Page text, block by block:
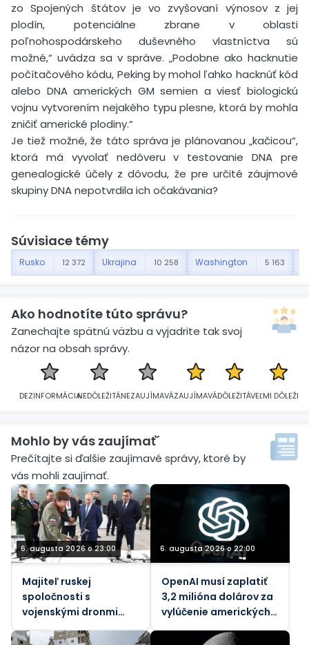
zo Spojených štátov je vo zvyšovaní výnosov z jej
plodín, potenciálne zbrane v oblasti
poľnohospodárskeho duševného vlastníctva sú
možné,“ uvádza sa v správe. „Podobne ako hacknutie
počítačového kódu, Peking by mohol ľahko hacknúť kód
alebo DNA amerických GM semien a viesť biologickú
vojnu vytvorením nejakého typu plesne, ktorá by mohla
zničiť americké plodiny.“
Je tiež možné, že táto správa je plánovanou „kačicou“,
ktorá má vyvolať nedôveru v testovanie DNA pre
genealogické účely z dôvodu, že pre určité záujmové
skupiny DNA nepotvrdila ich očakávania?
Súvisiace témy
Rusko 12 372 Ukrajina 10 258 Washington 5 163
Ako hodnotíte túto správu?
Zanechajte spätnú väzbu a vyjadrite tak svoj
názor na obsah správy.
DEZINFORMÁCIANEDÔLEŽITÁNEZAUJÍMAVÁZAUJÍMAVÁDÔLEŽITÁVEĽMI DÔLEŽITÁ
Mohlo by vás zaujímať´
Prečítajte si ďalšie zaujímavé správy, ktoré by
vás mohli zaujímať.
6. augusta 2026 o 23:00
Majiteľ ruskej
spoločnosti s
vojenskými dronmi
bomby v aute
6. augusta 2026 o 22:00
OpenAI musí zaplatiť
3,2 milióna dolárov za
vylúčenie amerických